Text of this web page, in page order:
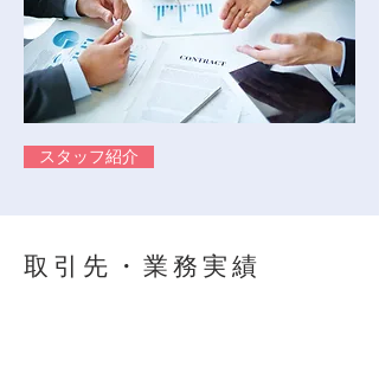
取引先・業務実績
スタッフ紹介